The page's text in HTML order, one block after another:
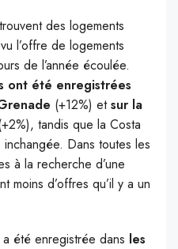
des logements
l’offre de logements
de l’année écoulée.
ont été enregistrées
(+12%) etsur la
tandis que la Costa
Dans toutes les
à la recherche d’une
moins d’offres qu’il y a un
été enregistrée dans les